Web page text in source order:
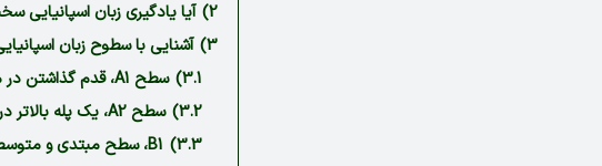
2) آیا یادگیری زبان
3) آشنایی با سطوح زبان
3.1) سطح A1، قدم گذاشتن در مسیر اسپانیایی
3.2) سطح A2، یک پله بالاتر در مسیر یادگیری زبان
3.3)
B1، سطح مبتدی و متوسط